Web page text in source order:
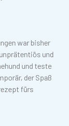
war bisher
und
und teste
der Spaß
fürs